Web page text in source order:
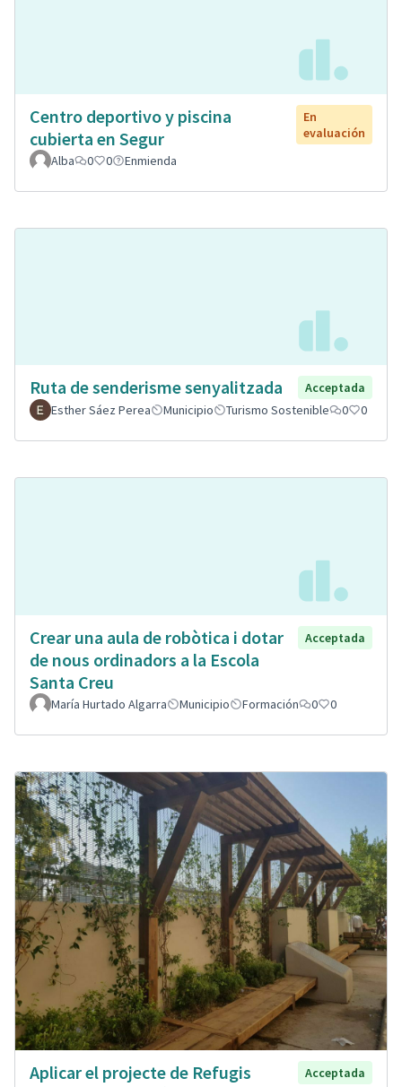
Centro deportivo y piscina
cubierta en Segur
En
evaluación
Alba
0 0 Enmienda
Ruta de senderisme senyalitzada
Acceptada
Esther Sáez Perea
Municipio Turismo Sostenible 0 0
Crear una aula de robòtica i dotar
de nous ordinadors a la Escola
Santa Creu
Acceptada
María Hurtado Algarra Municipio Formación 0 0
Aplicar el projecte de Refugis
Acceptada